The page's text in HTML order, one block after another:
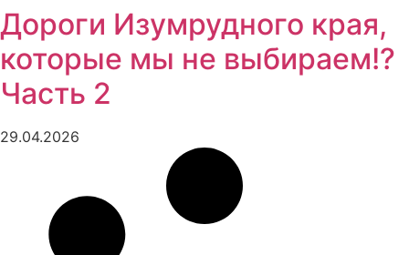
Дороги Изумрудного края,
которые мы не выбираем!?
Часть 2
29.04.2026